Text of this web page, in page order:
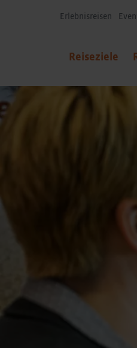
Erlebnisreisen
Reiseziele